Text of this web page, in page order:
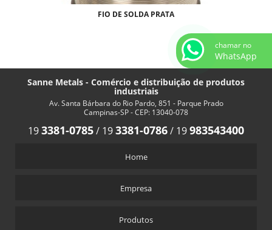
FIO DE SOLDA PRATA
Sanne Metals - Comércio e distribuição de produtos
industriais
Av. Santa Bárbara do Rio Pardo, 851 - Parque Prado
Campinas-SP - CEP: 13040-078
193381-0785/ 193381-0786/ 19983543400
Home
Empresa
Produtos
chamar no
WhatsApp